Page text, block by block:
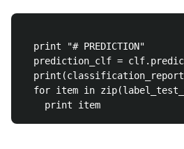
  print "# PREDICTION"
prediction_clf =
for item in